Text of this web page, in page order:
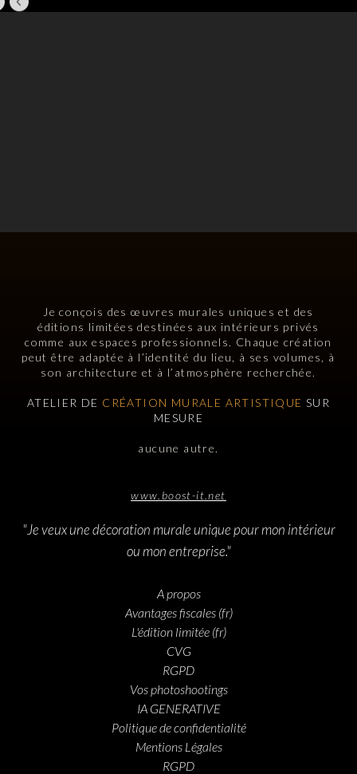
Je conçois des œuvres murales uniques et des
éditions limitées destinées aux intérieurs privés
comme aux espaces professionnels. Chaque création
peut être adaptée à l’identité du lieu, à ses volumes, à
son architecture et à l’atmosphère recherchée.
ATELIER DE CRÉATION MURALE ARTISTIQUE SUR
MESURE
aucune autre.
www.boost-it.net
"Je veux une décoration murale unique pour mon intérieur
ou mon entreprise."
A propos
Avantages fiscales (fr)
L'édition limitée (fr)
CVG
RGPD
Vos photoshootings
IA GENERATIVE
Politique de confidentialité
Mentions Légales
RGPD